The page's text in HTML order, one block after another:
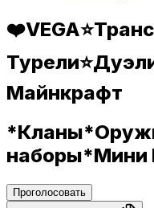
Майнкрафт
наборы*Мини
Проголосовать